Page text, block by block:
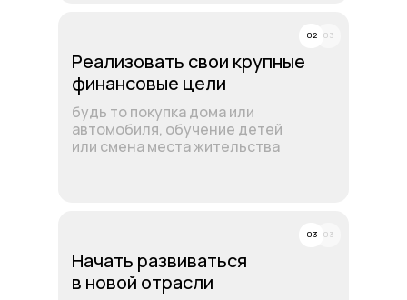
Реализовать свои крупные
финансовые цели
03
02
будь то покупка дома или
автомобиля, обучение детей
или смена места жительства
Начать развиваться
в новой отрасли
03
03